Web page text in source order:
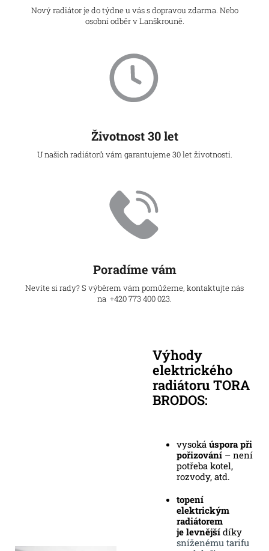
Nový radiátor je do týdne u vás s dopravou zdarma. Nebo
osobní odběr v Lanškrouně.
Životnost 30 let
U našich radiátorů vám garantujeme 30 let životnosti.
Poradíme vám
Nevíte si rady? S výběrem vám pomůžeme, kontaktujte nás
na +420 773 400 023.
Výhody
elektrického
radiátoru TORA
BRODOS:
vysoká úspora při
pořizování – není
potřeba kotel,
rozvody, atd.
topení
elektrickým
radiátorem
je levnější díky
sníženému tarifu